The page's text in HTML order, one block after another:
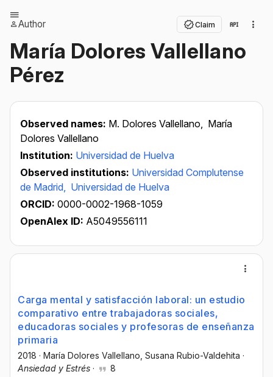
Author Claim
María Dolores Vallellano
Pérez
Observed names: M. Dolores Vallellano, María
Dolores Vallellano
Institution: Universidad de Huelva
Observed institutions: Universidad Complutense
de Madrid, Universidad de Huelva
ORCID: 0000-0002-1968-1059
OpenAlex ID: A5049556111
Carga mental y satisfacción laboral: un estudio
comparativo entre trabajadoras sociales,
educadoras sociales y profesoras de enseñanza
primaria
2018 · María Dolores Vallellano , Susana Rubio-Valdehita ·
Ansiedad y Estrés · 8